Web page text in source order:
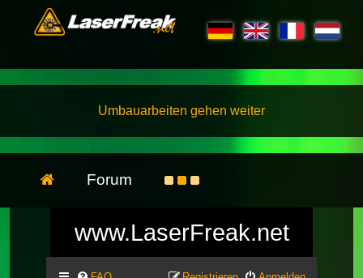
Umbauarbeiten gehen weiter
Forum
www.LaserFreak.net